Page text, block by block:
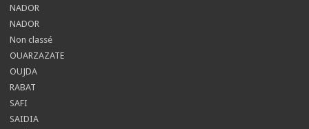
NADOR
NADOR
Non classé
OUARZAZATE
OUJDA
RABAT
SAFI
SAIDIA